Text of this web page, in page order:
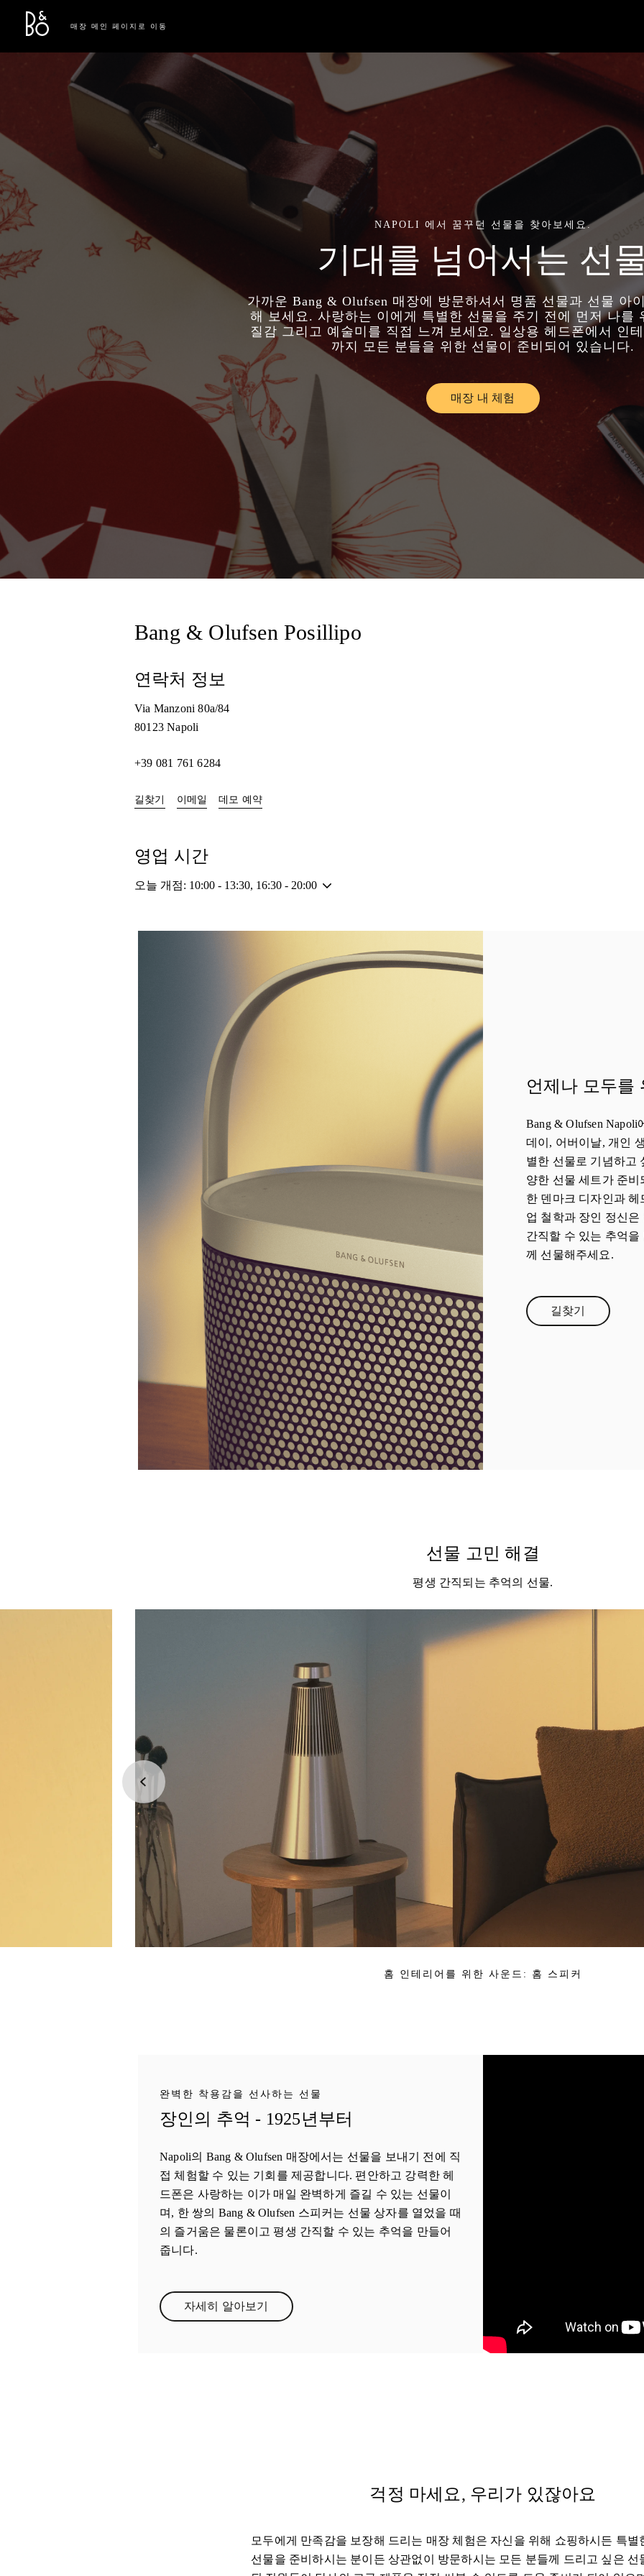
Bang & Olufsen - Exist to Create
매장 메인 페이지로 이동
NAPOLI 에서 꿈꾸던 선물을 찾아보세요.
기대를 넘어서는 선
가까운 Bang & Olufsen 매장에 방문하셔서 명품 선물과 선물 아
해 보세요. 사랑하는 이에게 특별한 선물을 주기 전에 먼저 나를
질감 그리고 예술미를 직접 느껴 보세요. 일상용 헤드폰에서 인
까지 모든 분들을 위한 선물이 준비되어 있습니다.
매장 내 체험Link Opens in New Tab
Bang & Olufsen Posillipo
연락처 정보
Via Manzoni 80a/84
80123 Napoli
+39 081 761 6284
길찾기 Link Opens in New Tab
이메일 데모 예약Link Opens in New Tab
영업 시간
오늘 개점: 10:00 - 13:30, 16:30 - 20:00
언제나 모두를
Bang & Olufsen Napoli
데이, 어버이날, 개인
별한 선물로 기념하고
양한 선물 세트가 준
한 덴마크 디자인과 헤
업 철학과 장인 정신
간직할 수 있는 추억
께 선물해주세요.
길찾기Link Opens in
선물 고민 해결
평생 간직되는 추억의 선물.
홈 인테리어를 위한 사운드: 홈 스피커
완벽한 착용감을 선사하는 선물
장인의 추억 - 1925년부터
Napoli의 Bang & Olufsen 매장에서는 선물을 보내기 전에 직
접 체험할 수 있는 기회를 제공합니다. 편안하고 강력한 헤
드폰은 사랑하는 이가 매일 완벽하게 즐길 수 있는 선물이
며, 한 쌍의 Bang & Olufsen 스피커는 선물 상자를 열었을 때
의 즐거움은 물론이고 평생 간직할 수 있는 추억을 만들어
줍니다.
자세히 알아보기Link Opens in New Tab
걱정 마세요, 우리가 있잖아요
모두에게 만족감을 보장해 드리는 매장 체험은 자신을 위해 쇼핑하시든 특별
선물을 준비하시는 분이든 상관없이 방문하시는 모든 분들께 드리고 싶은 선